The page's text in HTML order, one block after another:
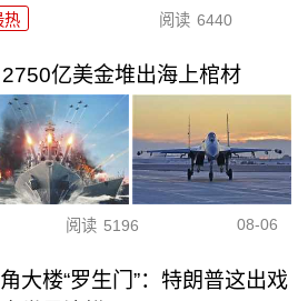
热 阅读 6440
2750亿美金堆出海上棺材
阅读 5196 08-06
大楼“罗生门”：特朗普这出戏